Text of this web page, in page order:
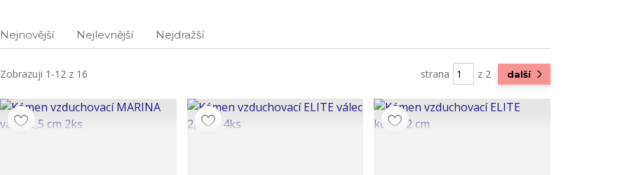
Nejnovější Nejlevnější Nejdražší
Zobrazuji 1-12 z 16 strana z 2 další